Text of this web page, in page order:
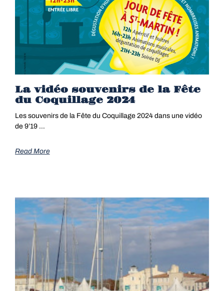
La vidéo souvenirs de la Fête
du Coquillage 2024
Les souvenirs de la Fête du Coquillage 2024 dans une vidéo
de 9’19 …
Read More